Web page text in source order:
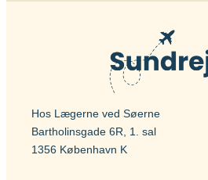
Hos Lægerne ved Søerne
Bartholinsgade 6R, 1. sal
1356 København K